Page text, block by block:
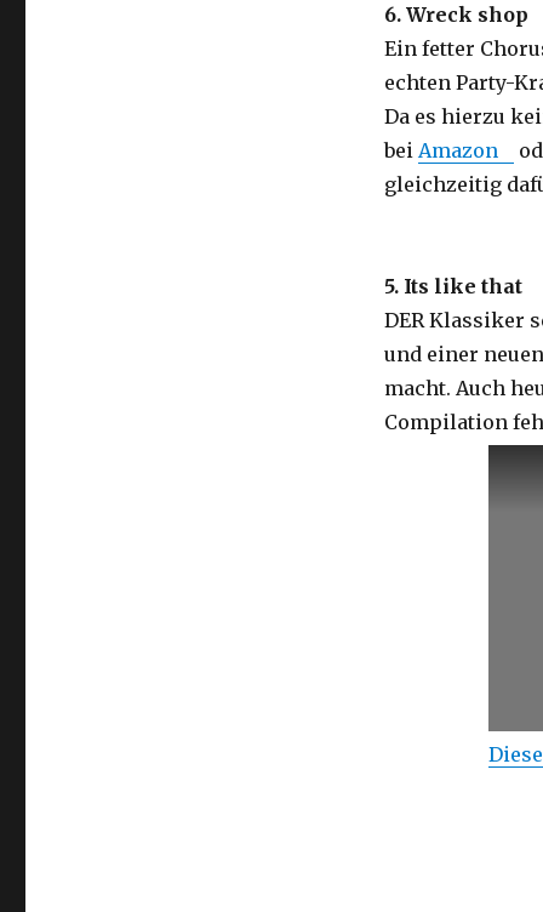
6. Wreck shop
Ein fetter
echten Party-
Da es hierzu
bei Amazon
gleichzeitig
5. Its like that
DER Klassiker
und einer
macht. Auch
Compilation